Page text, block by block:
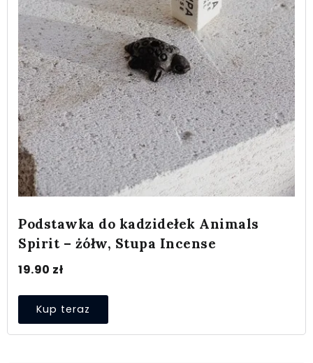
Podstawka do kadzidełek Animals
Spirit – żółw, Stupa Incense
19.90 zł
Kup teraz